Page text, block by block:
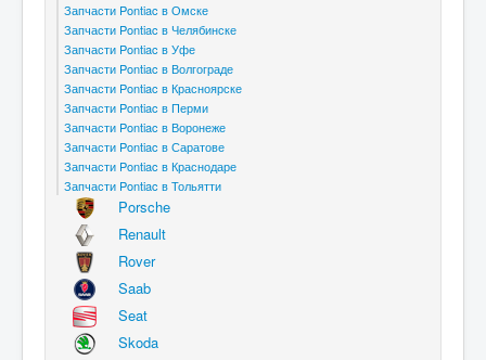
Запчасти Pontiac в Омске
Запчасти Pontiac в Челябинске
Запчасти Pontiac в Уфе
Запчасти Pontiac в Волгограде
Запчасти Pontiac в Красноярске
Запчасти Pontiac в Перми
Запчасти Pontiac в Воронеже
Запчасти Pontiac в Саратове
Запчасти Pontiac в Краснодаре
Запчасти Pontiac в Тольятти
Porsche
Renault
Rover
Saab
Seat
Skoda